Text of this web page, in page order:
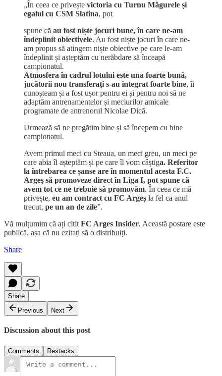
„În ceea ce privește victoria cu Turnu Măgurele și
egalul cu CSM Slatina, pot
spune că au fost niște jocuri bune, în care ne-am
îndeplinit obiectivele. Au fost niște jocuri în care ne-
am propus să atingem niște obiective pe care le-am
îndeplinit și așteptăm cu nerăbdare să înceapă
campionatul.
Atmosfera în cadrul lotului este una foarte bună,
jucătorii nou transferați s-au integrat foarte bine, îi
cunoșteam și a fost ușor pentru ei și pentru noi să ne
adaptăm antrenamentelor și meciurilor amicale
programate de antrenorul Nicolae Dică.
Urmează să ne pregătim bine și să începem cu bine
campionatul.
Avem primul meci cu Steaua, un meci greu, un meci pe
care abia îl așteptăm și pe care îl vom câștiga. Referitor
la întrebarea ce șanse are în momentul acesta F.C.
Argeş să promoveze direct în Liga I, pot spune că
avem tot ce ne trebuie să promovăm. În ceea ce mă
privește, eu am contract cu FC Argeș la fel ca anul
trecut, pe un an de zile”.
Vă mulțumim că ați citit FC Arges Insider. Această postare este
publică, așa că nu ezitați să o distribuiți.
Share
Share
Previous
Next
Discussion about this post
Comments Restacks